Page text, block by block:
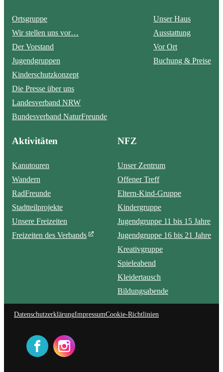
Ortsgruppe
Wir stellen uns vor…
Der Vorstand
Jugendgruppen
Kinderschutzkonzept
Die Presse über uns
Landesverband NRW
Bundesverband NaturFreunde
Unser Haus
Ausstattung
Vor Ort
Buchung & Preise
Aktivitäten
Kanutouren
Wandern
RadFreunde
Stadtteilprojekte
Unsere Freizeiten
Freizeiten des Verbands
NFZ
Unser Zentrum
Offener Treff
Eltern-Kind-Gruppe
Kindergruppe
Jugendgruppe 11 bis 15 Jahre
Jugendgruppe 16 bis 21 Jahre
Kreativgruppe
Spieleabend
Kleidertausch
Bildungsabende
DatenschutzerklärungImpressumCookie-Richtlinien